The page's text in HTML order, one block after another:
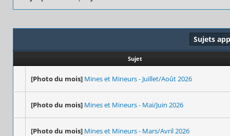
Sujets
Sujet
[Photo du mois] Mines et Mineurs - Juillet/Août 2026
[Photo du mois] Mines et Mineurs - Mai/Juin 2026
[Photo du mois] Mines et Mineurs - Mars/Avril 2026